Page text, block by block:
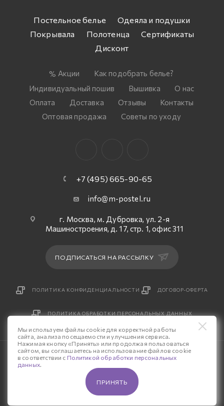
Постельное белье
Одеяла и подушки
Покрывала
Полотенца
Сертификаты
Дисконт
Акции
Как подобрать белье?
Индивидуальный пошив
Вышивка
О нас
Оплата
Доставка Отзывы
Контакты
Оптовая продажа
Советы по уходу
+7 (495) 665-90-65
info@m-postel.ru
г. Москва, м. Дубровка, ул. 2-я
Машиностроения, д. 17, стр. 1, офис 311
ПОДПИСАТЬСЯ НА РАССЫЛКУ
ПОЛИТИКА КОНФИДЕНЦИАЛЬНОСТИ ДОГОВОР-ОФЕРТА
ПОЛИТИКА ОБРАБОТКИ ПЕРСОНАЛЬНЫХ ДАННЫХ
© 2026 Интернет-магазин «М-Постель».
Разработка сайта — «Четвертый Рим»
Мы используем файлы cookie для корректной работы
сайта, анализа посещаемости и улучшения сервиса.
Нажимая кнопку «Принять» или продолжая пользоваться
сайтом, вы соглашаетесь на использование файлов cookie
в соответствии с Политикой обработки персональных
данных.
ПРИНЯТЬ